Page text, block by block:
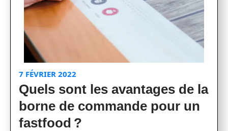
7 FÉVRIER 2022
Quels sont les avantages de la
borne de commande pour un
fastfood ?